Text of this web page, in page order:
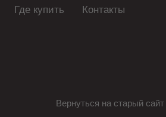
Где купить Контакты
Вернуться на старый сайт